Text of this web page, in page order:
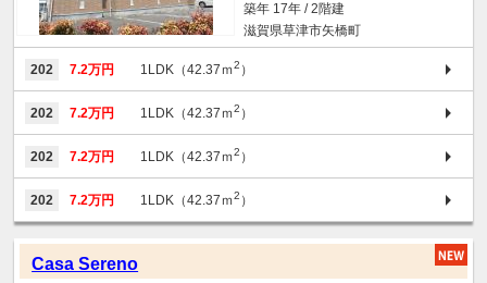
築年 17年 / 2階建
滋賀県草津市矢橋町
202 7.2万円 1LDK（42.37ｍ2 ）
202 7.2万円 1LDK（42.37ｍ2 ）
202 7.2万円 1LDK（42.37ｍ2 ）
202 7.2万円 1LDK（42.37ｍ2 ）
Casa Sereno